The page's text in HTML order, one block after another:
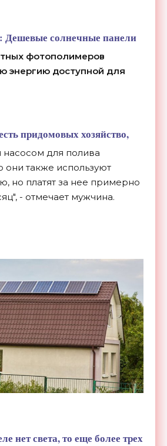
Дешевые солнечные панели
фотополимеров
энергию доступной для
придомовых хозяйство,
насосом для полива
они также используют
но платят за нее примерно
- отмечает мужчина.
нет света, то еще более трех